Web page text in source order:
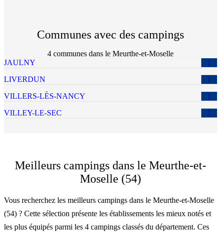
Communes avec des campings
4 communes dans le Meurthe-et-Moselle
JAULNY
1
LIVERDUN
1
VILLERS-LÈS-NANCY
1
VILLEY-LE-SEC
1
Meilleurs campings dans le Meurthe-et-
Moselle (54)
Vous recherchez les meilleurs campings dans le Meurthe-et-Moselle
(54) ? Cette sélection présente les établissements les mieux notés et
les plus équipés parmi les 4 campings classés du département. Ces